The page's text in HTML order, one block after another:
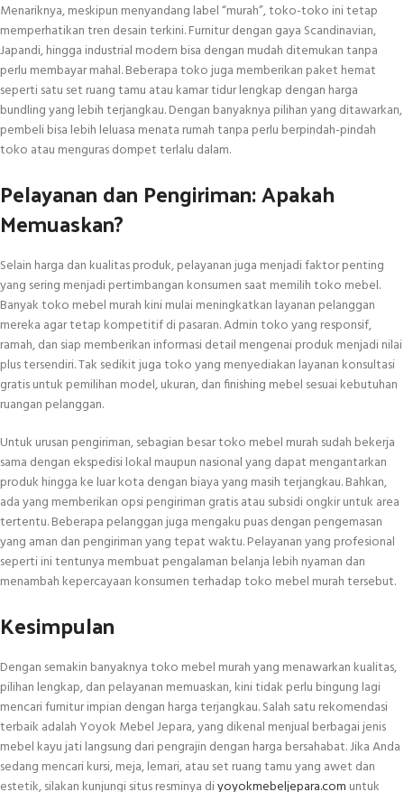
Menariknya, meskipun menyandang label “murah”, toko-toko ini tetap
memperhatikan tren desain terkini. Furnitur dengan gaya Scandinavian,
Japandi, hingga industrial modern bisa dengan mudah ditemukan tanpa
perlu membayar mahal. Beberapa toko juga memberikan paket hemat
seperti satu set ruang tamu atau kamar tidur lengkap dengan harga
bundling yang lebih terjangkau. Dengan banyaknya pilihan yang ditawarkan,
pembeli bisa lebih leluasa menata rumah tanpa perlu berpindah-pindah
toko atau menguras dompet terlalu dalam.
Pelayanan dan Pengiriman: Apakah
Memuaskan?
Selain harga dan kualitas produk, pelayanan juga menjadi faktor penting
yang sering menjadi pertimbangan konsumen saat memilih toko mebel.
Banyak toko mebel murah kini mulai meningkatkan layanan pelanggan
mereka agar tetap kompetitif di pasaran. Admin toko yang responsif,
ramah, dan siap memberikan informasi detail mengenai produk menjadi nilai
plus tersendiri. Tak sedikit juga toko yang menyediakan layanan konsultasi
gratis untuk pemilihan model, ukuran, dan finishing mebel sesuai kebutuhan
ruangan pelanggan.
Untuk urusan pengiriman, sebagian besar toko mebel murah sudah bekerja
sama dengan ekspedisi lokal maupun nasional yang dapat mengantarkan
produk hingga ke luar kota dengan biaya yang masih terjangkau. Bahkan,
ada yang memberikan opsi pengiriman gratis atau subsidi ongkir untuk area
tertentu. Beberapa pelanggan juga mengaku puas dengan pengemasan
yang aman dan pengiriman yang tepat waktu. Pelayanan yang profesional
seperti ini tentunya membuat pengalaman belanja lebih nyaman dan
menambah kepercayaan konsumen terhadap toko mebel murah tersebut.
Kesimpulan
Dengan semakin banyaknya toko mebel murah yang menawarkan kualitas,
pilihan lengkap, dan pelayanan memuaskan, kini tidak perlu bingung lagi
mencari furnitur impian dengan harga terjangkau. Salah satu rekomendasi
terbaik adalah Yoyok Mebel Jepara, yang dikenal menjual berbagai jenis
mebel kayu jati langsung dari pengrajin dengan harga bersahabat. Jika Anda
sedang mencari kursi, meja, lemari, atau set ruang tamu yang awet dan
estetik, silakan kunjungi situs resminya diyoyokmebeljepara.com untuk